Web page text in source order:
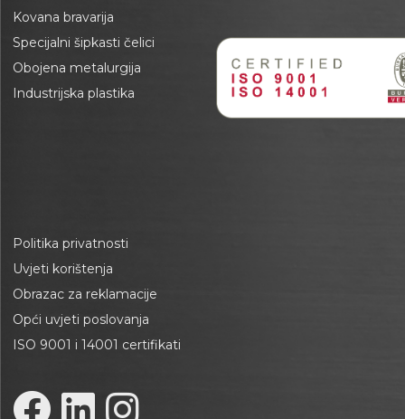
Kovana bravarija
Specijalni šipkasti čelici
Obojena metalurgija
Industrijska plastika
Politika privatnosti
Uvjeti korištenja
Obrazac za reklamacije
Opći uvjeti poslovanja
ISO 9001 i 14001 certifikati